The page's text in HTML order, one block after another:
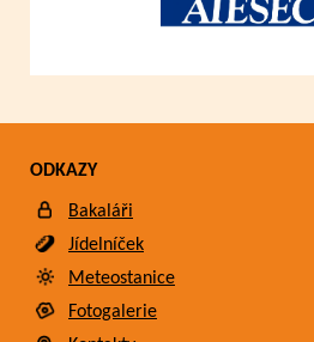
ODKAZY
Bakaláři
Jídelníček
Meteostanice
Fotogalerie